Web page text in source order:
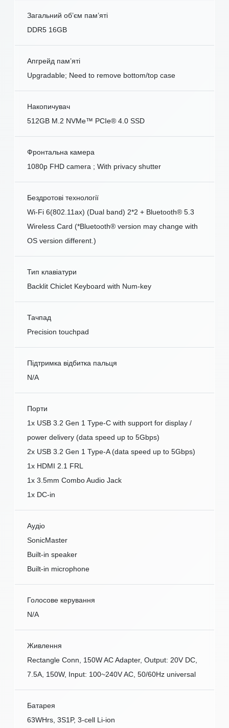
Загальний об’єм пам’яті
DDR5 16GB
Апгрейд пам’яті
Upgradable; Need to remove bottom/top case
Накопичувач
512GB M.2 NVMe™ PCIe® 4.0 SSD
Фронтальна камера
1080p FHD camera ; With privacy shutter
Бездротові технології
Wi-Fi 6(802.11ax) (Dual band) 2*2 + Bluetooth® 5.3
Wireless Card (*Bluetooth® version may change with
OS version different.)
Тип клавіатури
Backlit Chiclet Keyboard with Num-key
Тачпад
Precision touchpad
Підтримка відбитка пальця
N/A
Порти
1x USB 3.2 Gen 1 Type-C with support for display /
power delivery (data speed up to 5Gbps)
2x USB 3.2 Gen 1 Type-A (data speed up to 5Gbps)
1x HDMI 2.1 FRL
1x 3.5mm Combo Audio Jack
1x DC-in
Аудіо
SonicMaster
Built-in speaker
Built-in microphone
Голосове керування
N/A
Живлення
Rectangle Conn, 150W AC Adapter, Output: 20V DC,
7.5A, 150W, Input: 100~240V AC, 50/60Hz universal
Батарея
63WHrs, 3S1P, 3-cell Li-ion